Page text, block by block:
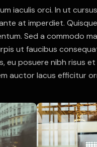
iaculis orci. In ut
at imperdiet.
Sed a commodo
ut faucibus
eu posuere nibh risus et
auctor lacus efficitur